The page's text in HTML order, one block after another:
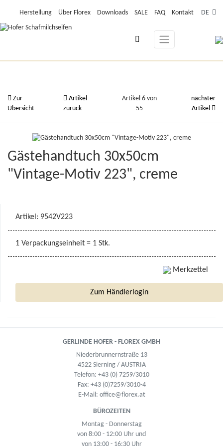
Herstellung Über Florex Downloads SALE FAQ Kontakt DE
Zur
Übersicht
Artikel
zurück
Artikel 6 von
55
nächster
Artikel
Gästehandtuch 30x50cm
"Vintage-Motiv 223", creme
Artikel: 9542V223
1 Verpackungseinheit = 1 Stk.
Merkzettel
Zum Händlerlogin
GERLINDE HOFER - FLOREX GMBH
Niederbrunnernstraße 13
4522 Sierning / AUSTRIA
Telefon: +43 (0) 7259/3010
Fax: +43 (0)7259/3010-4
E-Mail: office@florex.at
BÜROZEITEN
Montag - Donnerstag
von 8:00 - 12:00 Uhr und
von 13:00 - 16:30 Uhr